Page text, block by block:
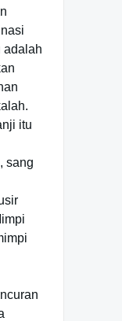
adalah
itu
sang